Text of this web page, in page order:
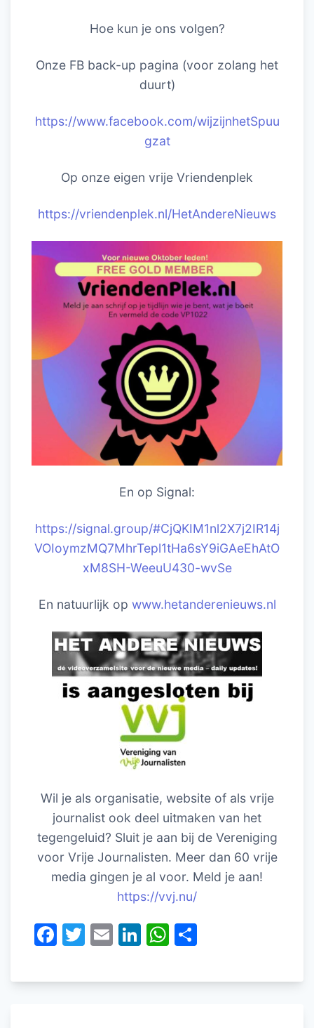
Hoe kun je ons volgen?
Onze FB back-up pagina (voor zolang het
duurt)
https://www.facebook.com/wijzijnhetSpuu
gzat
Op onze eigen vrije Vriendenplek
https://vriendenplek.nl/HetAndereNieuws
En op Signal:
https://signal.group/#CjQKIM1nl2X7j2IR14j
VOIoymzMQ7MhrTepl1tHa6sY9iGAeEhAtO
xM8SH-WeeuU430-wvSe
En natuurlijk op www.hetanderenieuws.nl
Wil je als organisatie, website of als vrije
journalist ook deel uitmaken van het
tegengeluid? Sluit je aan bij de Vereniging
voor Vrije Journalisten. Meer dan 60 vrije
media gingen je al voor. Meld je aan!
https://vvj.nu/
F
c
T
itt
E
ai
Li
k
W
at e